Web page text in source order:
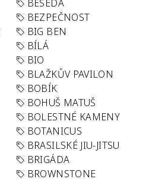
BESEDA
BEZPEČNOST
BIG BEN
BÍLÁ
BIO
BLAŽKŮV PAVILON
BOBÍK
BOHUŠ MATUŠ
BOLESTNÉ KAMENY
BOTANICUS
BRASILSKÉ JIU-JITSU
BRIGÁDA
BROWNSTONE